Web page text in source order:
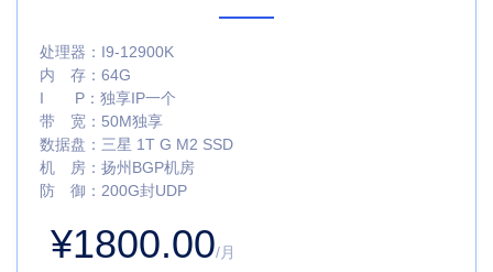
处理器： I9-12900K
内 存： 64G
I P： 独享IP一个
带 宽： 50M独享
数据盘： 三星 1T G M2 SSD
机 房： 扬州BGP机房
防 御： 200G封UDP
¥1800.00/月